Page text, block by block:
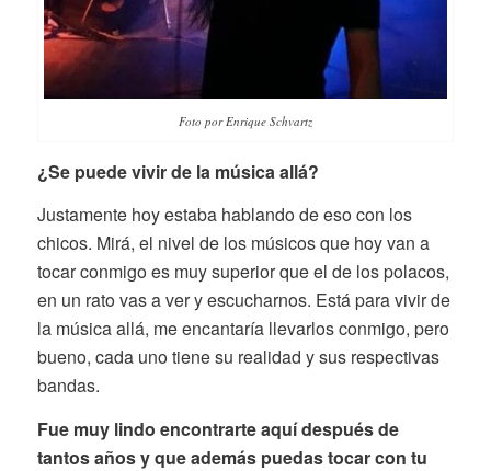
Foto por Enrique Schvartz
¿Se puede vivir de la música allá?
Justamente hoy estaba hablando de eso con los
chicos. Mirá, el nivel de los músicos que hoy van a
tocar conmigo es muy superior que el de los polacos,
en un rato vas a ver y escucharnos. Está para vivir de
la música allá, me encantaría llevarlos conmigo, pero
bueno, cada uno tiene su realidad y sus respectivas
bandas.
Fue muy lindo encontrarte aquí después de
tantos años y que además puedas tocar con tu